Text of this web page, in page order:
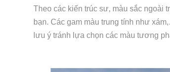
Theo các kiến trúc sư, màu sắc
bạn. Các gam màu trung tính như
lưu ý tránh lựa chọn các màu tương